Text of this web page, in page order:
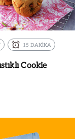
15 DAKİKA
Cookie